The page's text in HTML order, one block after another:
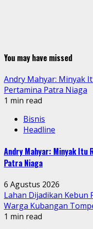
You may have missed
Andry Mahyar: Minyak
Pertamina Patra Niaga
1 min read
Bisnis
Headline
Andry Mahyar: Minyak Itu
Patra Niaga
6 Agustus 2026
Lahan Dijadikan Kebun
Warga Kubangan
1 min read